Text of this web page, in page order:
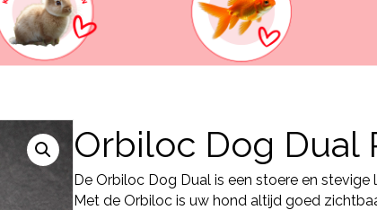
Orbiloc Dog Dual
De Orbiloc Dog Dual is een stoere en
Met de Orbiloc is uw hond altijd goed